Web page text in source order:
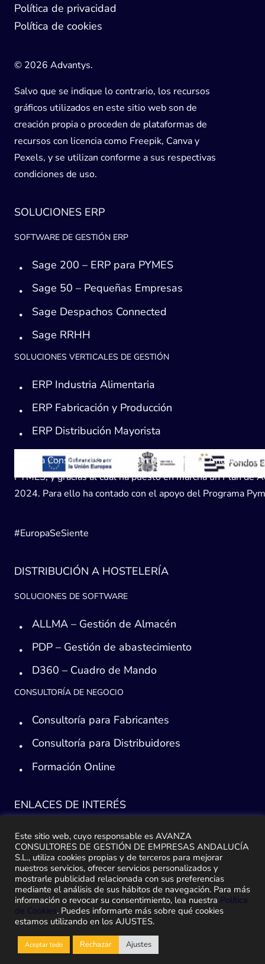
Política de privacidad
Política de cookies
© 2026 Advantys.
Salvo que se indique lo contrario, los recursos
gráficos utilizados en este sitio web son de
creación propia o proceden de plataformas de
recursos con licencia como Freepik, Canva y
Pexels, y se utilizan conforme a sus respectivas
condiciones de uso.
SOLUCIONES ERP
SOFTWARE DE GESTIÓN ERP
Sage 200 – ERP para PYMES
Sage 50 – Pequeñas Empresas
Sage Despachos Connected
Sage RRHH
SOLUCIONES VERTICALES DE GESTIÓN
ERP Industria Alimentaria
ERP Fabricación y Producción
ERP Distribución Mayorista
Avanza Consultores de Gestión de Empresas Andaucía,
PYMES, y gracias al cual ha puesto en marcha un Plan
2024. Para ello ha contado con el apoyo del Programa
#EuropaSeSiente
DISTRIBUCIÓN A HOSTELERÍA
SOLUCIONES DE SOFTWARE
ALLMA – Gestión de Almacén
PDP – Gestión de abastecimiento
D360 – Cuadro de Mando
CONSULTORÍA DE NEGOCIO
Consultoría para Fabricantes
Consultoría para Distribuidores
Formación Online
ENLACES DE INTERÉS
Consultoría ERP Sage
Implantación ERP
Plan de ayuda Sage
Migración y traspaso de datos
Medidas Ley Antifraude
Este sitio web, cuyo responsable es AVANZA
CONSULTORES DE GESTIÓN DE EMPRESAS ANDALUCÍA
S.L., utiliza cookies propias y de terceros para mejorar
nuestros servicios, ofrecer servicios personalizados y
mostrarle publicidad relacionada con sus preferencias
mediante el análisis de sus hábitos de navegación. Para más
información o revocar su consentimiento, lea nuestra Política
de Cookies. Puedes informarte más sobre qué cookies
estamos utilizando en los AJUSTES.
Aceptar todo Rechazar Ajustes